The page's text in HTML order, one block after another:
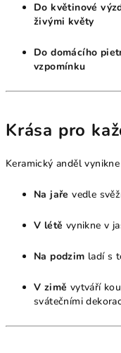
Do květinové
živými květy
Do domácího
vzpomínku
Krása pro
Keramický anděl
Na jaře vedle
V létě vynikne v
Na podzim ladí s
V zimě vytváří
svátečními